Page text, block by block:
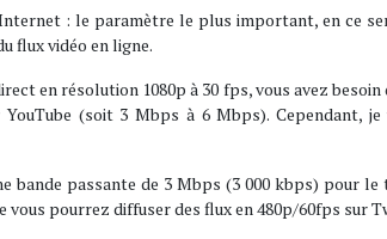
: le paramètre le plus important, en ce
flux vidéo en ligne.
en résolution 1080p à 30 fps, vous avez
(soit 3 Mbps à 6 Mbps). Cependant,
bande passante de 3 Mbps (3 000 kbps) pour
vous pourrez diffuser des flux en 480p/60fps sur